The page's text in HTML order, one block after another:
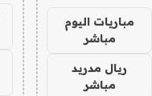
مباريات اليوم
مباشر
ريال مدريد
مباشر